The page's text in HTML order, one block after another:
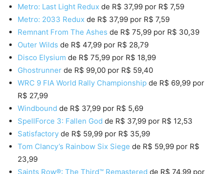
Metro: Last Light Redux de R$ 37,99 por R$ 7,59
Metro: 2033 Redux de R$ 37,99 por R$ 7,59
Remnant From The Ashes de R$ 75,99 por R$ 30,39
Outer Wilds de R$ 47,99 por R$ 28,79
Disco Elysium de R$ 75,99 por R$ 18,99
Ghostrunner de R$ 99,00 por R$ 59,40
WRC 9 FIA World Rally Championship de R$ 69,99 por
R$ 27,99
Windbound de R$ 37,99 por R$ 5,69
SpellForce 3: Fallen God de R$ 37,99 por R$ 12,53
Satisfactory de R$ 59,99 por R$ 35,99
Tom Clancy’s Rainbow Six Siege de R$ 59,99 por R$
23,99
Saints Row®: The Third™ Remastered de R$ 74,99 por